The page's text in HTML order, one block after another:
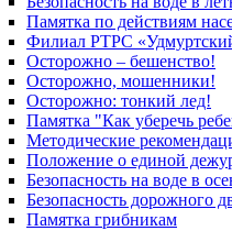
Памятка по действиям
Филиал РТРС
Осторожно – бешенство!
Осторожно, мошенники!
Осторожно: тонкий лед!
Памятка "Как уберечь
Методические
Положение о единой
Безопасность на воде в
Безопасность дорожного
Памятка грибникам